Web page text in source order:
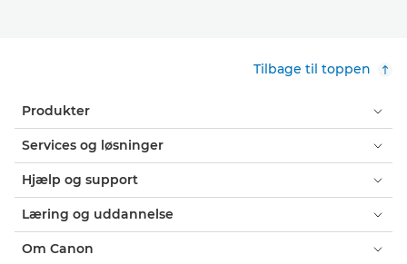
Tilbage til toppen
Produkter
Services og løsninger
Hjælp og support
Læring og uddannelse
Om Canon